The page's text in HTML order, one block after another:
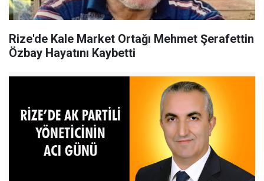
Rize'de Kale Market Ortağı Mehmet Şerafettin
Özbay Hayatını Kaybetti